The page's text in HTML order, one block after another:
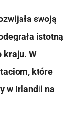
swoją
istotną
kraju. W
które
w Irlandii na